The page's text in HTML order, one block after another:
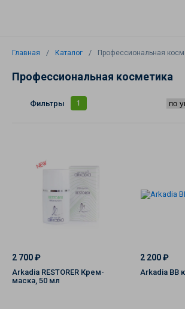
Главная Каталог Профессиональная
Профессиональная косметика
Каталог
Фильтры 1
2 700 ₽
Arkadia RESTORER Крем-
маска, 50 мл
2 200 ₽
Arkadia ВВ